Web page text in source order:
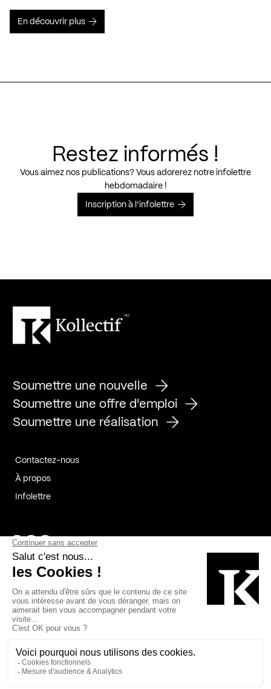
En découvrir plus
Restez informés !
Vous aimez nos publications? Vous adorerez notre infolettre
hebdomadaire !
Inscription à l’infolettre
Soumettre une nouvelle
Soumettre une offre d'emploi
Soumettre une réalisation
Contactez-nous
À propos
Infolettre
Page Facebook de Kollectif
Page Instagram de Kollectif
Page Linkedin de Kollectif
Bâtiment-Durable-Québec-1
Esquisses-1
MP-1 v2com-1